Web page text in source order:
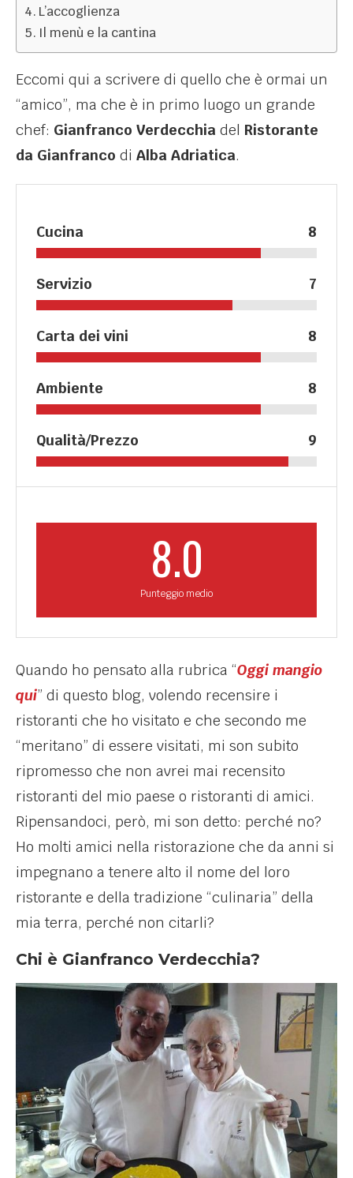
L’accoglienza
Il menù e la cantina
Eccomi qui a scrivere di quello che è ormai un
“amico”, ma che è in primo luogo un grande
chef: Gianfranco Verdecchia del Ristorante
da Gianfranco di Alba Adriatica.
Cucina 8
Servizio 7
Carta dei vini 8
Ambiente 8
Qualità/Prezzo 9
8.0
Punteggio medio
Quando ho pensato alla rubrica “Oggi mangio
qui” di questo blog, volendo recensire i
ristoranti che ho visitato e che secondo me
“meritano” di essere visitati, mi son subito
ripromesso che non avrei mai recensito
ristoranti del mio paese o ristoranti di amici.
Ripensandoci, però, mi son detto: perché no?
Ho molti amici nella ristorazione che da anni si
impegnano a tenere alto il nome del loro
ristorante e della tradizione “culinaria” della
mia terra, perché non citarli?
Chi è Gianfranco Verdecchia?